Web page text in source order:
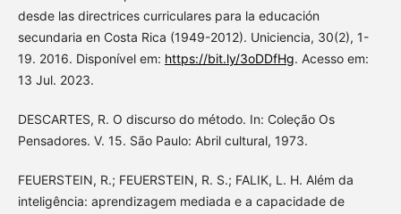
desde las directrices curriculares para la educación
secundaria en Costa Rica (1949-2012). Uniciencia, 30(2), 1-
19. 2016. Disponível em: https://bit.ly/3oDDfHg. Acesso em:
13 Jul. 2023.
DESCARTES, R. O discurso do método. In: Coleção Os
Pensadores. V. 15. São Paulo: Abril cultural, 1973.
FEUERSTEIN, R.; FEUERSTEIN, R. S.; FALIK, L. H. Além da
inteligência: aprendizagem mediada e a capacidade de